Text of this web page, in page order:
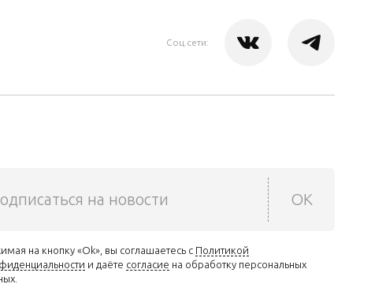
Соц.сети:
на новости OK
на кнопку «Ok», вы соглашаетесь с Политикой
и даёте согласие на обработку персональных